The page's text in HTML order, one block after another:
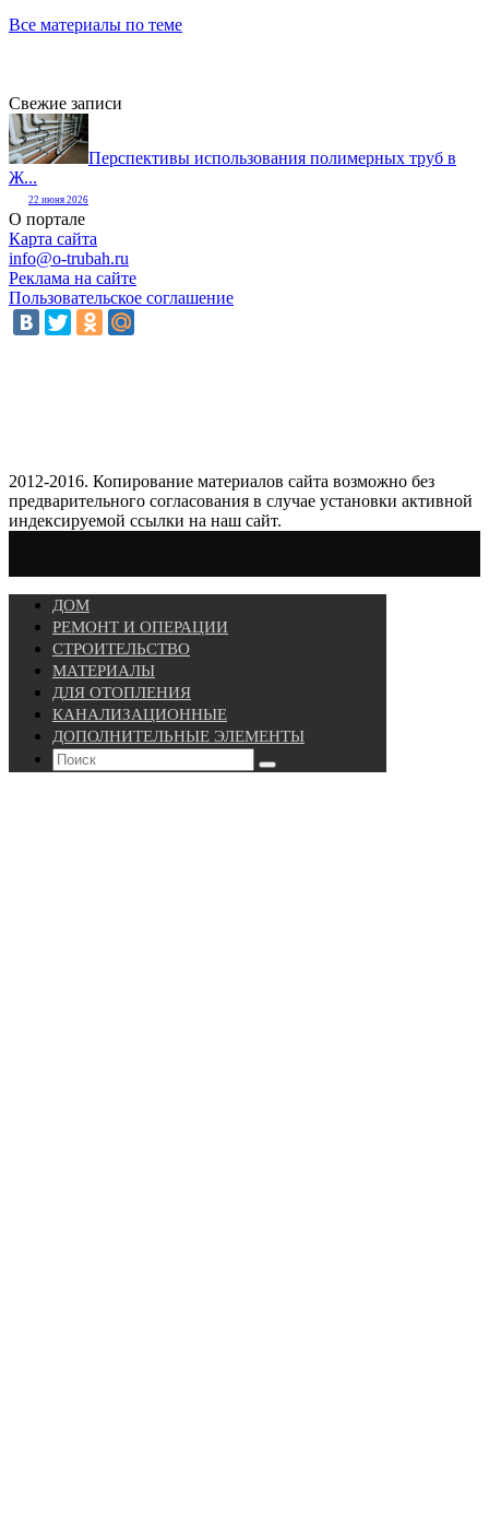
Все материалы по теме
Свежие записи
Перспективы использования полимерных труб в
Ж...
22 июня 2026
О портале
Карта сайта
info@o-trubah.ru
Реклама на сайте
Пользовательское соглашение
2012-2016. Копирование материалов сайта возможно без
предварительного согласования в случае установки активной
индексируемой ссылки на наш сайт.
ДОМ
РЕМОНТ И ОПЕРАЦИИ
СТРОИТЕЛЬСТВО
МАТЕРИАЛЫ
ДЛЯ ОТОПЛЕНИЯ
КАНАЛИЗАЦИОННЫЕ
ДОПОЛНИТЕЛЬНЫЕ ЭЛЕМЕНТЫ